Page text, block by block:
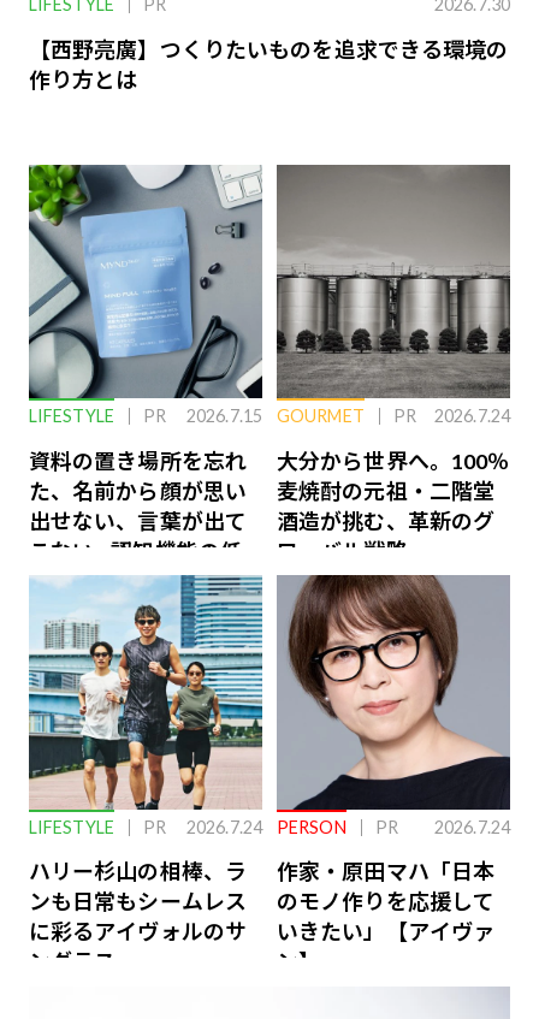
【西野亮廣】つくりたいものを追求できる環境の
作り方とは
LIFESTYLE PR 2026.7.15
資料の置き場所を忘れ
た、名前から顔が思い
出せない、言葉が出て
こない…認知機能の低
下を救う、脳のインナ
ーケアとは
GOURMET PR 2026.7.24
大分から世界へ。100％
麦焼酎の元祖・二階堂
酒造が挑む、革新のグ
ローバル戦略
LIFESTYLE PR 2026.7.24
ハリー杉山の相棒、ラ
ンも日常もシームレス
に彩るアイヴォルのサ
ングラス
PERSON PR 2026.7.24
作家・原田マハ「日本
のモノ作りを応援して
いきたい」【アイヴァ
ン】